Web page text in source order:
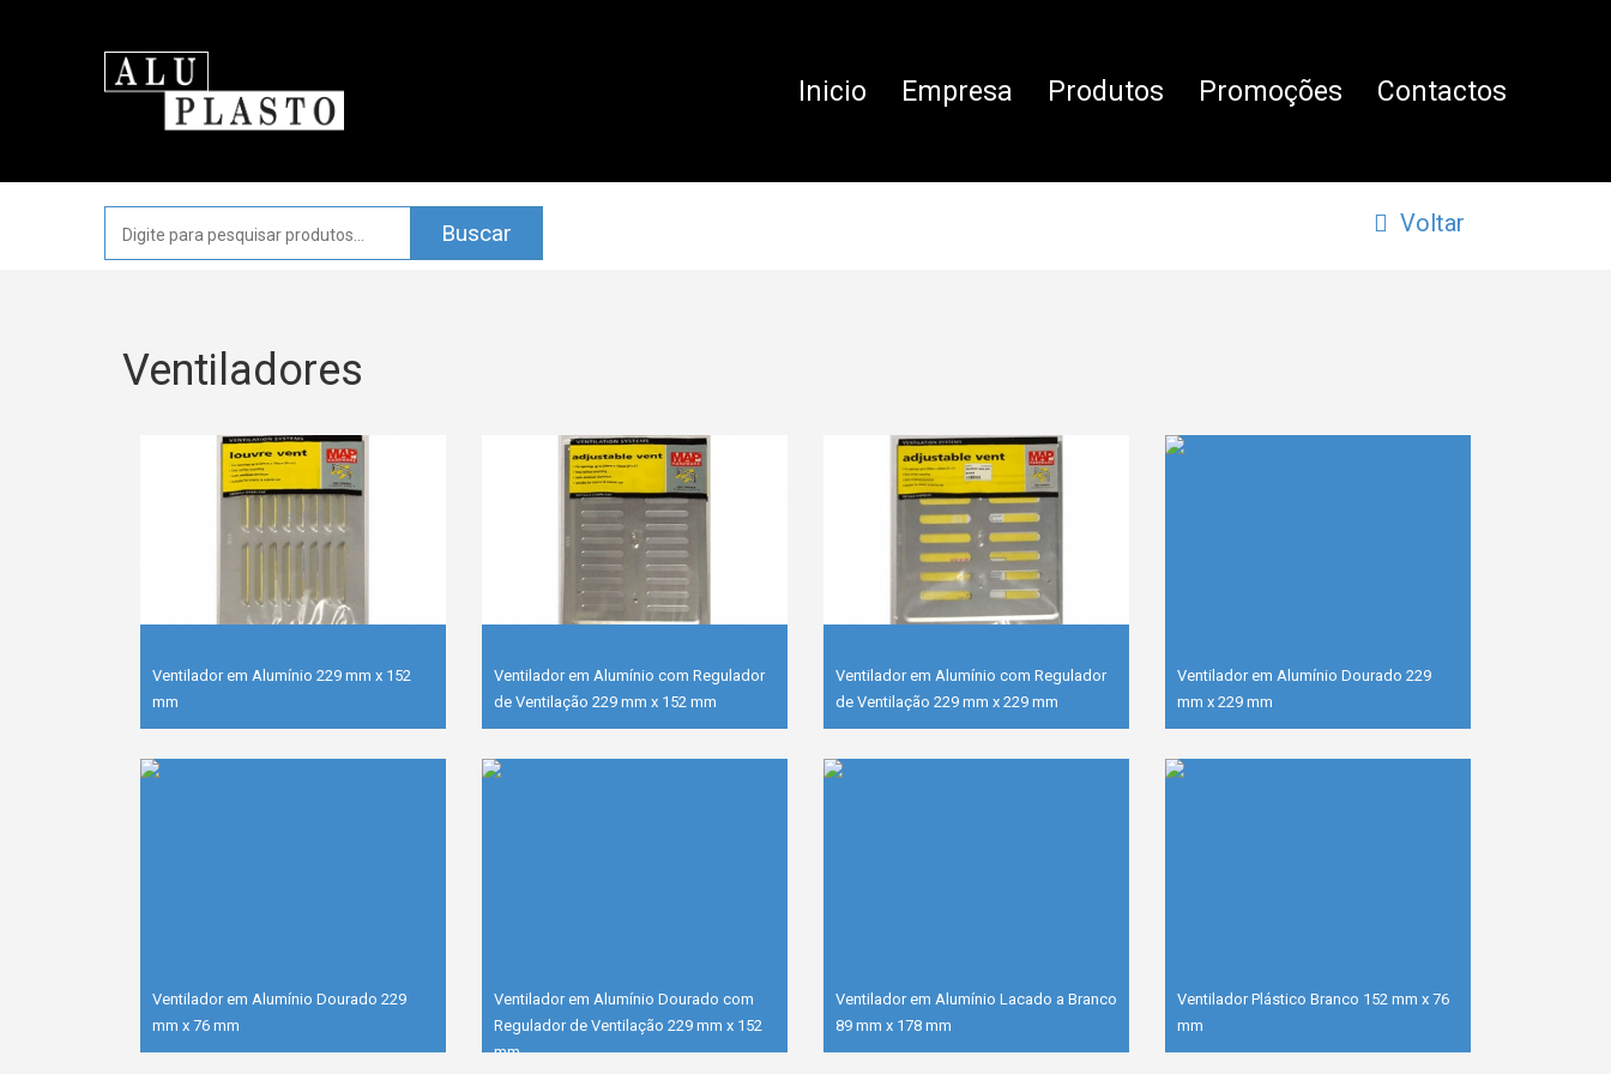
Inicio Empresa Produtos Promoções Contactos
Voltar
Ventiladores
Ventilador em Alumínio 229 mm x 152
mm
Ventilador em Alumínio com Regulador
de Ventilação 229 mm x 152 mm
Ventilador em Alumínio com Regulador
de Ventilação 229 mm x 229 mm
Ventilador em Alumínio Dourado 229
mm x 229 mm
Ventilador em Alumínio Dourado 229
mm x 76 mm
Ventilador em Alumínio Dourado com
Regulador de Ventilação 229 mm x 152
mm
Ventilador em Alumínio Lacado a Branco
89 mm x 178 mm
Ventilador Plástico Branco 152 mm x 76
mm